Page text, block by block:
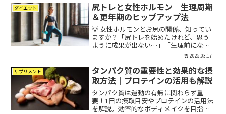
ダイエット
尻トレと女性ホルモン｜生理周期
＆更年期のヒップアップ法
💡 女性ホルモンとお尻の関係、知ってい
ますか？「尻トレを始めたけれど、思う
ように成果が出ない…」「生理前になる
とむくんでしまって、トレーニングの効
果を感じにくい」「更年期に入ってか
ら、お尻が垂れてきた気がする」こんな
悩みを持っている方、多い...
2025.03.17
サプリメント
タンパク質の重要性と効果的な摂
取方法｜プロテインの活用も解説
タンパク質は運動の有無に関わらず重
要！1日の摂取目安やプロテインの活用法
を解説。効率的なボディメイクを目指し